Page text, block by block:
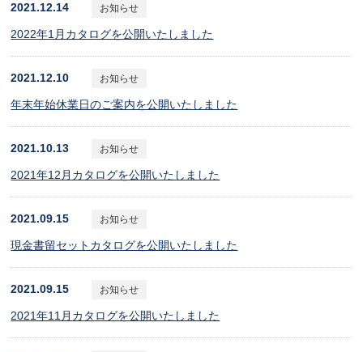
2021.12.14 お知らせ
2022年1月カタログを公開いたしました
2021.12.10 お知らせ
年末年始休業日のご案内を公開いたしました
2021.10.13 お知らせ
2021年12月カタログを公開いたしました
2021.09.15 お知らせ
現金書留セットカタログを公開いたしました
2021.09.15 お知らせ
2021年11月カタログを公開いたしました